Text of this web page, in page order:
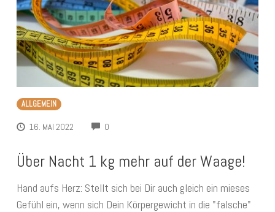
ALLGEMEIN
16. MAI 2022 0
Über Nacht 1 kg mehr auf der Waage!
Hand aufs Herz: Stellt sich bei Dir auch gleich ein mieses
Gefühl ein, wenn sich Dein Körpergewicht in die "falsche"